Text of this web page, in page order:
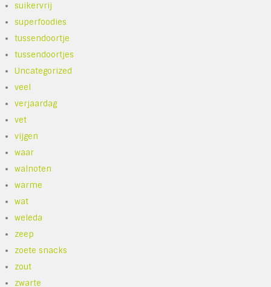
suikervrij
superfoodies
tussendoortje
tussendoortjes
Uncategorized
veel
verjaardag
vet
vijgen
waar
walnoten
warme
wat
weleda
zeep
zoete snacks
zout
zwarte